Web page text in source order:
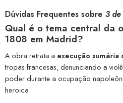
Dúvidas Frequentes sobre 3
Qual é o tema central da
1808 em Madrid?
A obra retrata a execução sumária
tropas francesas, denunciando a
poder durante a ocupação
heroica.